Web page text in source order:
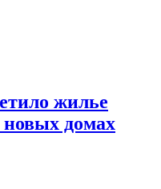
жилье
новых домах